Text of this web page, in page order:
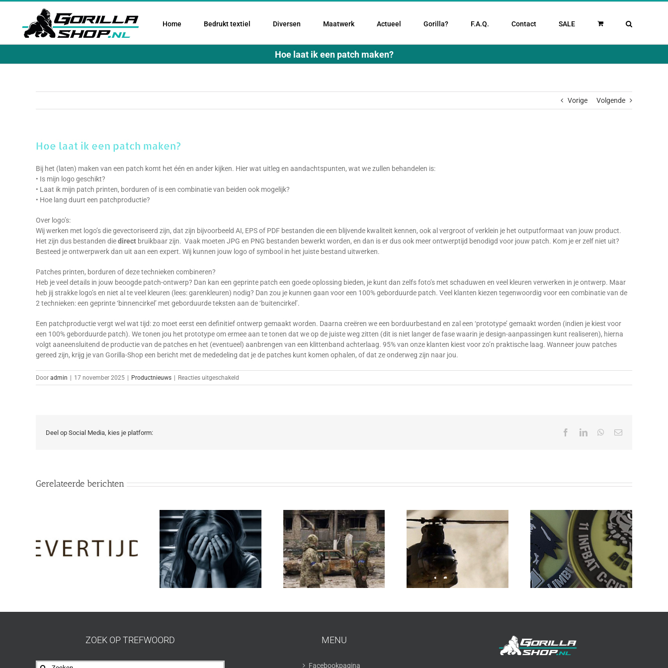
Ga
Home Bedrukt textiel Diversen Maatwerk Actueel Gorilla? F.A.Q. Contact SALE
Hoe laat ik een patch maken?
Vorige Volgende
Hoe laat ik een patch maken?
Bij het (laten) maken van een patch komt het één en ander kijken. Hier wat uitleg en aandachtspunten, wat we zullen behandelen is:
• Is mijn logo geschikt?
• Laat ik mijn patch printen, borduren of is een combinatie van beiden ook mogelijk?
• Hoe lang duurt een patchproductie?
Over logo’s:
Wij werken met logo’s die gevectoriseerd zijn, dat zijn bijvoorbeeld AI, EPS of PDF bestanden die een blijvende kwaliteit kennen, ook al vergroot of verklein je het outputformaat van jouw product.
Het zijn dus bestanden diedirect bruikbaar zijn. Vaak moeten JPG en PNG bestanden bewerkt worden, en dan is er dus ook meer ontwerptijd benodigd voor jouw patch. Kom je er zelf niet uit?
Besteed je ontwerpwerk dan uit aan een expert. Wij kunnen jouw logo of symbool in het juiste bestand uitwerken.
Patches printen, borduren of deze technieken combineren?
Heb je veel details in jouw beoogde patch-ontwerp? Dan kan een geprinte patch een goede oplossing bieden, je kunt dan zelfs foto’s met schaduwen en veel kleuren verwerken in je ontwerp. Maar
heb jij strakke logo’s en niet al te veel kleuren (lees: garenkleuren) nodig? Dan zou je kunnen gaan voor een 100% geborduurde patch. Veel klanten kiezen tegenwoordig voor een combinatie van de
2 technieken: een geprinte ‘binnencirkel’ met geborduurde teksten aan de ‘buitencirkel’.
Een patchproductie vergt wel wat tijd: zo moet eerst een definitief ontwerp gemaakt worden. Daarna creëren we een borduurbestand en zal een ‘prototype’ gemaakt worden (indien je kiest voor
een 100% geborduurde patch). We tonen jou het prototype om ermee aan te tonen dat we op de juiste weg zitten (dit is niet langer de fase waarin je design-aanpassingen kunt realiseren), hierna
volgt aaneensluitend de productie van de patches en het (eventueel) aanbrengen van een klittenband achterlaag. 95% van onze klanten kiest voor zo’n praktische laag. Wanneer jouw patches
gereed zijn, krijg je van Gorilla-Shop een bericht met de mededeling dat je de patches kunt komen ophalen, of dat ze onderweg zijn naar jou.
Door admin 17 november 2025 Productnieuws Reacties uitgeschakeld
Hoe
Deel op Social Media, kies je platform: FacebookLinkedInWhatsApp
E-
Gerelateerde berichten
ZOEK OP TREFWOORD
Zoeken
MENU
Facebookpagina